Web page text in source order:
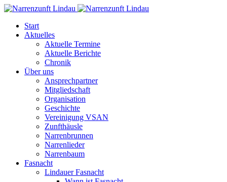
Start
Aktuelles
Aktuelle Termine
Aktuelle Berichte
Chronik
Über uns
Ansprechpartner
Mitgliedschaft
Organisation
Geschichte
Vereinigung VSAN
Zunfthäusle
Narrenbrunnen
Narrenlieder
Narrenbaum
Fasnacht
Lindauer Fasnacht